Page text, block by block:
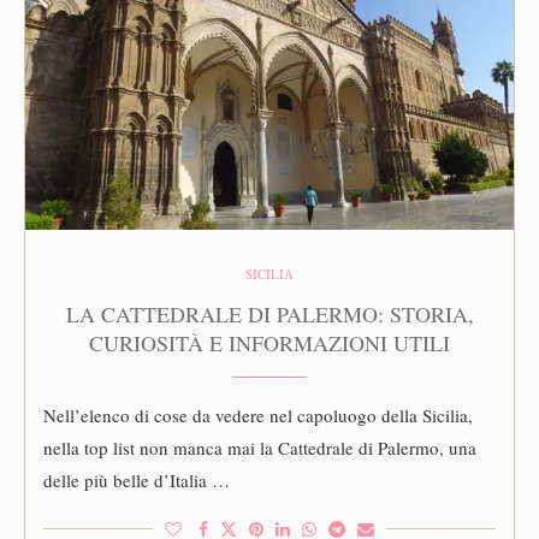
SICILIA
LA CATTEDRALE DI PALERMO: STORIA,
CURIOSITÀ E INFORMAZIONI UTILI
Nell’elenco di cose da vedere nel capoluogo della Sicilia,
nella top list non manca mai la Cattedrale di Palermo, una
delle più belle d’Italia …